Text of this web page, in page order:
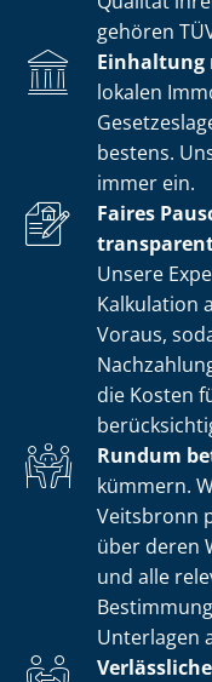
gehören
Einhaltung
lokalen
bestens.
immer ein.
Faires
Unsere
Kalkulation
Voraus,
die Kosten
Rundum
kümmern.
Veitsbronn
über deren
und alle
Unterlagen